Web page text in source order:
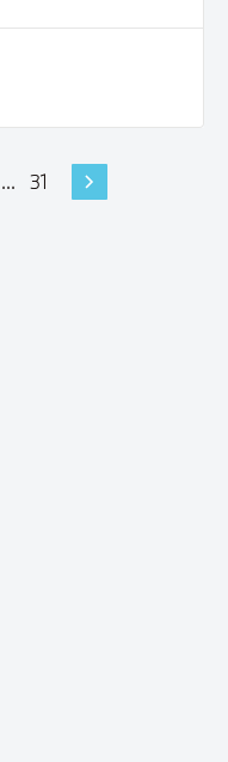
... 31